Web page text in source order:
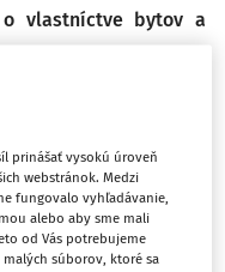
vlastníctve bytov a
poriadku
za trvania manželstva
a iba on z tohto titulu
zmluvy o nájme
manželom žijúcim v
prinášať vysokú úroveň
webstránok. Medzi
fungovalo vyhľadávanie,
alebo aby sme mali
od Vás potrebujeme
súborov, ktoré sa